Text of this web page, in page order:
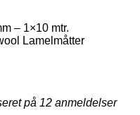
– 1×10 mtr.
Lamelmåtter
på 12 anmeldelser